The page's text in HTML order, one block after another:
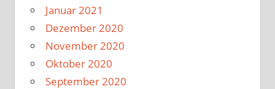
Januar 2021
Dezember 2020
November 2020
Oktober 2020
September 2020